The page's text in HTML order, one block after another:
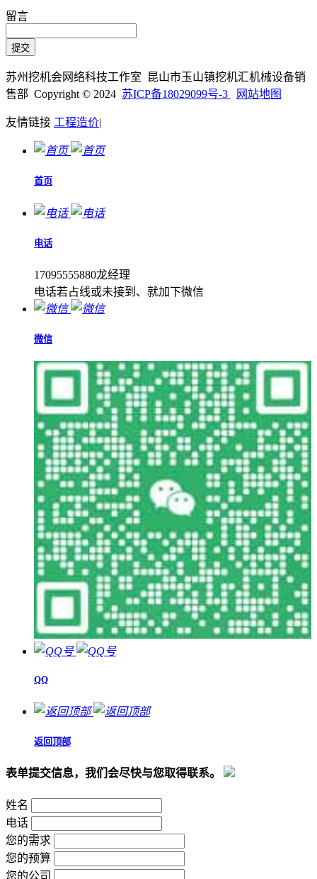
留言
苏州挖机会网络科技工作室 昆山市玉山镇挖机汇机械设备销
售部 Copyright © 2024 苏ICP备18029099号-3 网站地图
友情链接 工程造价|
首页
电话
17095555880龙经理
电话若占线或未接到、就加下微信
微信
QQ
返回顶部
表单提交信息，我们会尽快与您取得联系。
姓名
电话
您的需求
您的预算
您的公司